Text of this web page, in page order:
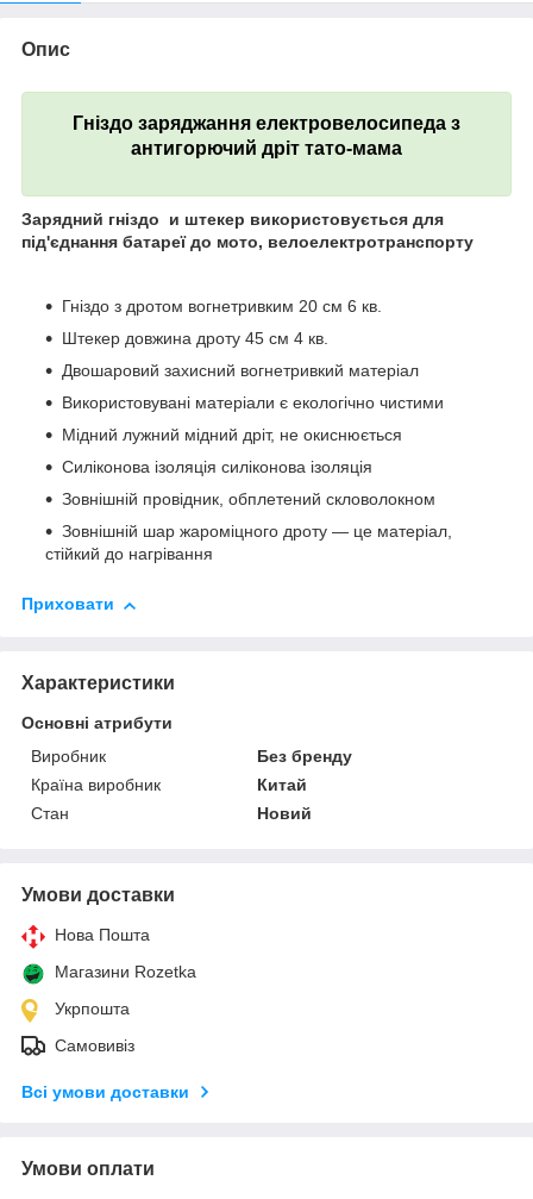
Опис
Гніздо заряджання електровелосипеда з
антигорючий дріт тато-мама
Зарядний гніздо и штекер використовується для
під'єднання батареї до мото, велоелектротранспорту
Гніздо з дротом вогнетривким 20 см 6 кв.
Штекер довжина дроту 45 см 4 кв.
Двошаровий захисний вогнетривкий матеріал
Використовувані матеріали є екологічно чистими
Мідний лужний мідний дріт, не окиснюється
Силіконова ізоляція силіконова ізоляція
Зовнішній провідник, обплетений скловолокном
Зовнішній шар жароміцного дроту — це матеріал,
стійкий до нагрівання
Приховати
Характеристики
Основні атрибути
Виробник
Без бренду
Країна виробник
Китай
Стан
Новий
Умови доставки
Нова Пошта
Магазини Rozetka
Укрпошта
Самовивіз
Всі умови доставки
Умови оплати